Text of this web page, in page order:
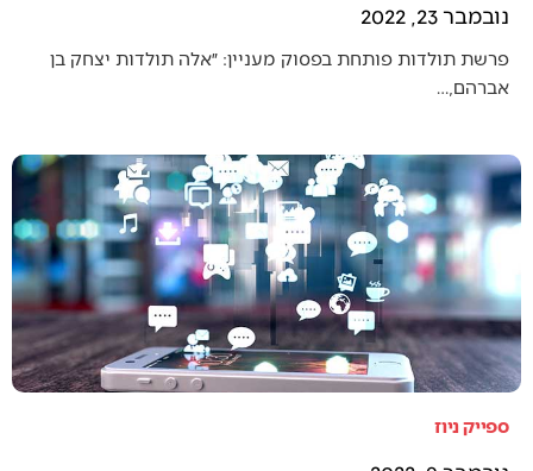
נובמבר 23, 2022
פרשת תולדות פותחת בפסוק מעניין: ״אלה תולדות יצחק בן
אברהם,…
ספייק ניוז